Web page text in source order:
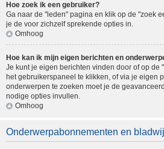
Hoe zoek ik een gebruiker?
Ga naar de "leden" pagina en klik op de "zoek
je de voor zichzelf sprekende opties in.
Omhoog
Hoe kan ik mijn eigen berichten en
Je kunt je eigen berichten vinden door of op de
het gebruikerspaneel te klikken, of via je eigen
onderwerpen te zoeken moet je de
nodige opties invullen.
Omhoog
Onderwerpabonnementen en